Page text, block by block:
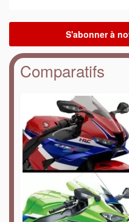
Comparatifs